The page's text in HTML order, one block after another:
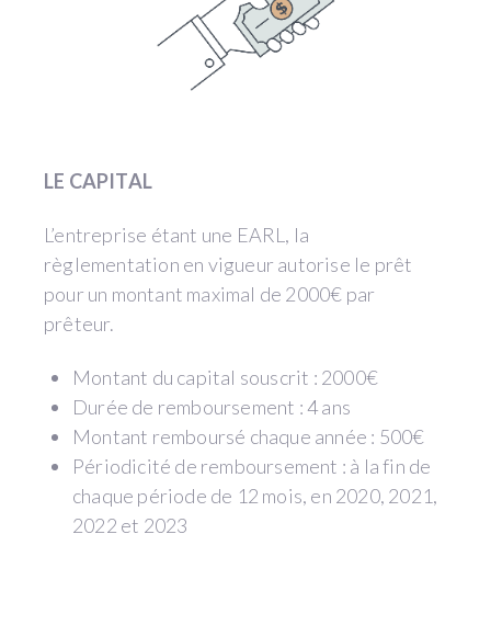
LE CAPITAL
L’entreprise étant une EARL, la
règlementation en vigueur autorise le prêt
pour un montant maximal de 2000€ par
prêteur.
Montant du capital souscrit : 2000€
Durée de remboursement : 4 ans
Montant remboursé chaque année : 500€
Périodicité de remboursement : à la fin de
chaque période de 12 mois, en 2020, 2021,
2022 et 2023